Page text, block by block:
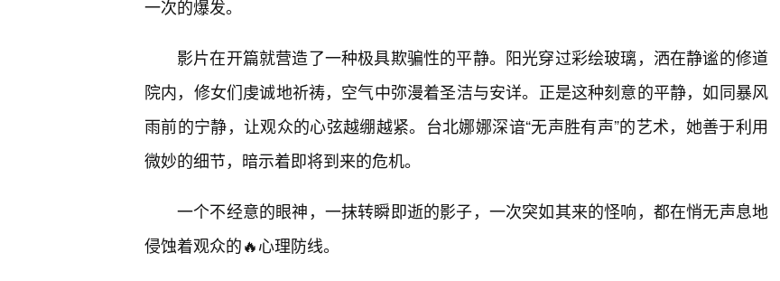
一次的爆发。
影片在开篇就营造了一种极具欺骗性的平静。阳光穿过彩绘玻璃，洒在静谧的修道
院内，修女们虔诚地祈祷，空气中弥漫着圣洁与安详。正是这种刻意的平静，如同暴风
雨前的宁静，让观众的心弦越绷越紧。台北娜娜深谙“无声胜有声”的艺术，她善于利用
微妙的细节，暗示着即将到来的危机。
一个不经意的眼神，一抹转瞬即逝的影子，一次突如其来的怪响，都在悄无声息地
侵蚀着观众的🔥心理防线。